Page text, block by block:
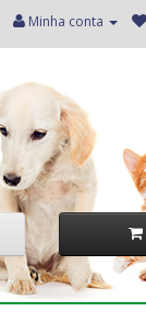
Minha conta